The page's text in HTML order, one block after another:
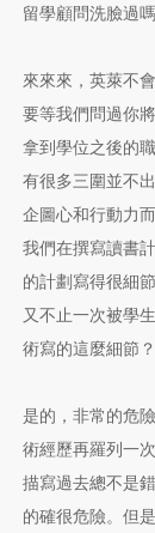
留學顧問洗臉過
來來來，英萊不
要等我們問過你
拿到學位之後的
有很多三圍並不
企圖心和行動力
我們在撰寫讀書
的計劃寫得很細節
又不止一次被學
術寫的這麼細節
是的，非常的危
術經歷再羅列一
描寫過去總不是
的確很危險。但